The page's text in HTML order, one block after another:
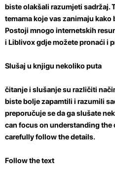
biste olakšali razumjeti sadržaj.
temama koje vas zanimaju
Postoji mnogo internetskih
i Liblivox gdje možete pronaći i
Slušaj u knjigu nekoliko puta
čitanje i slušanje su različiti
biste bolje zapamtili i razumili
preporučuje se da ga slušate
can focus on understanding the
carefully follow the details.
Follow the text